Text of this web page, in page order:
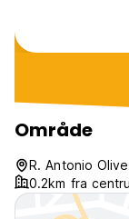
Område
R. Antonio
0.2km fra